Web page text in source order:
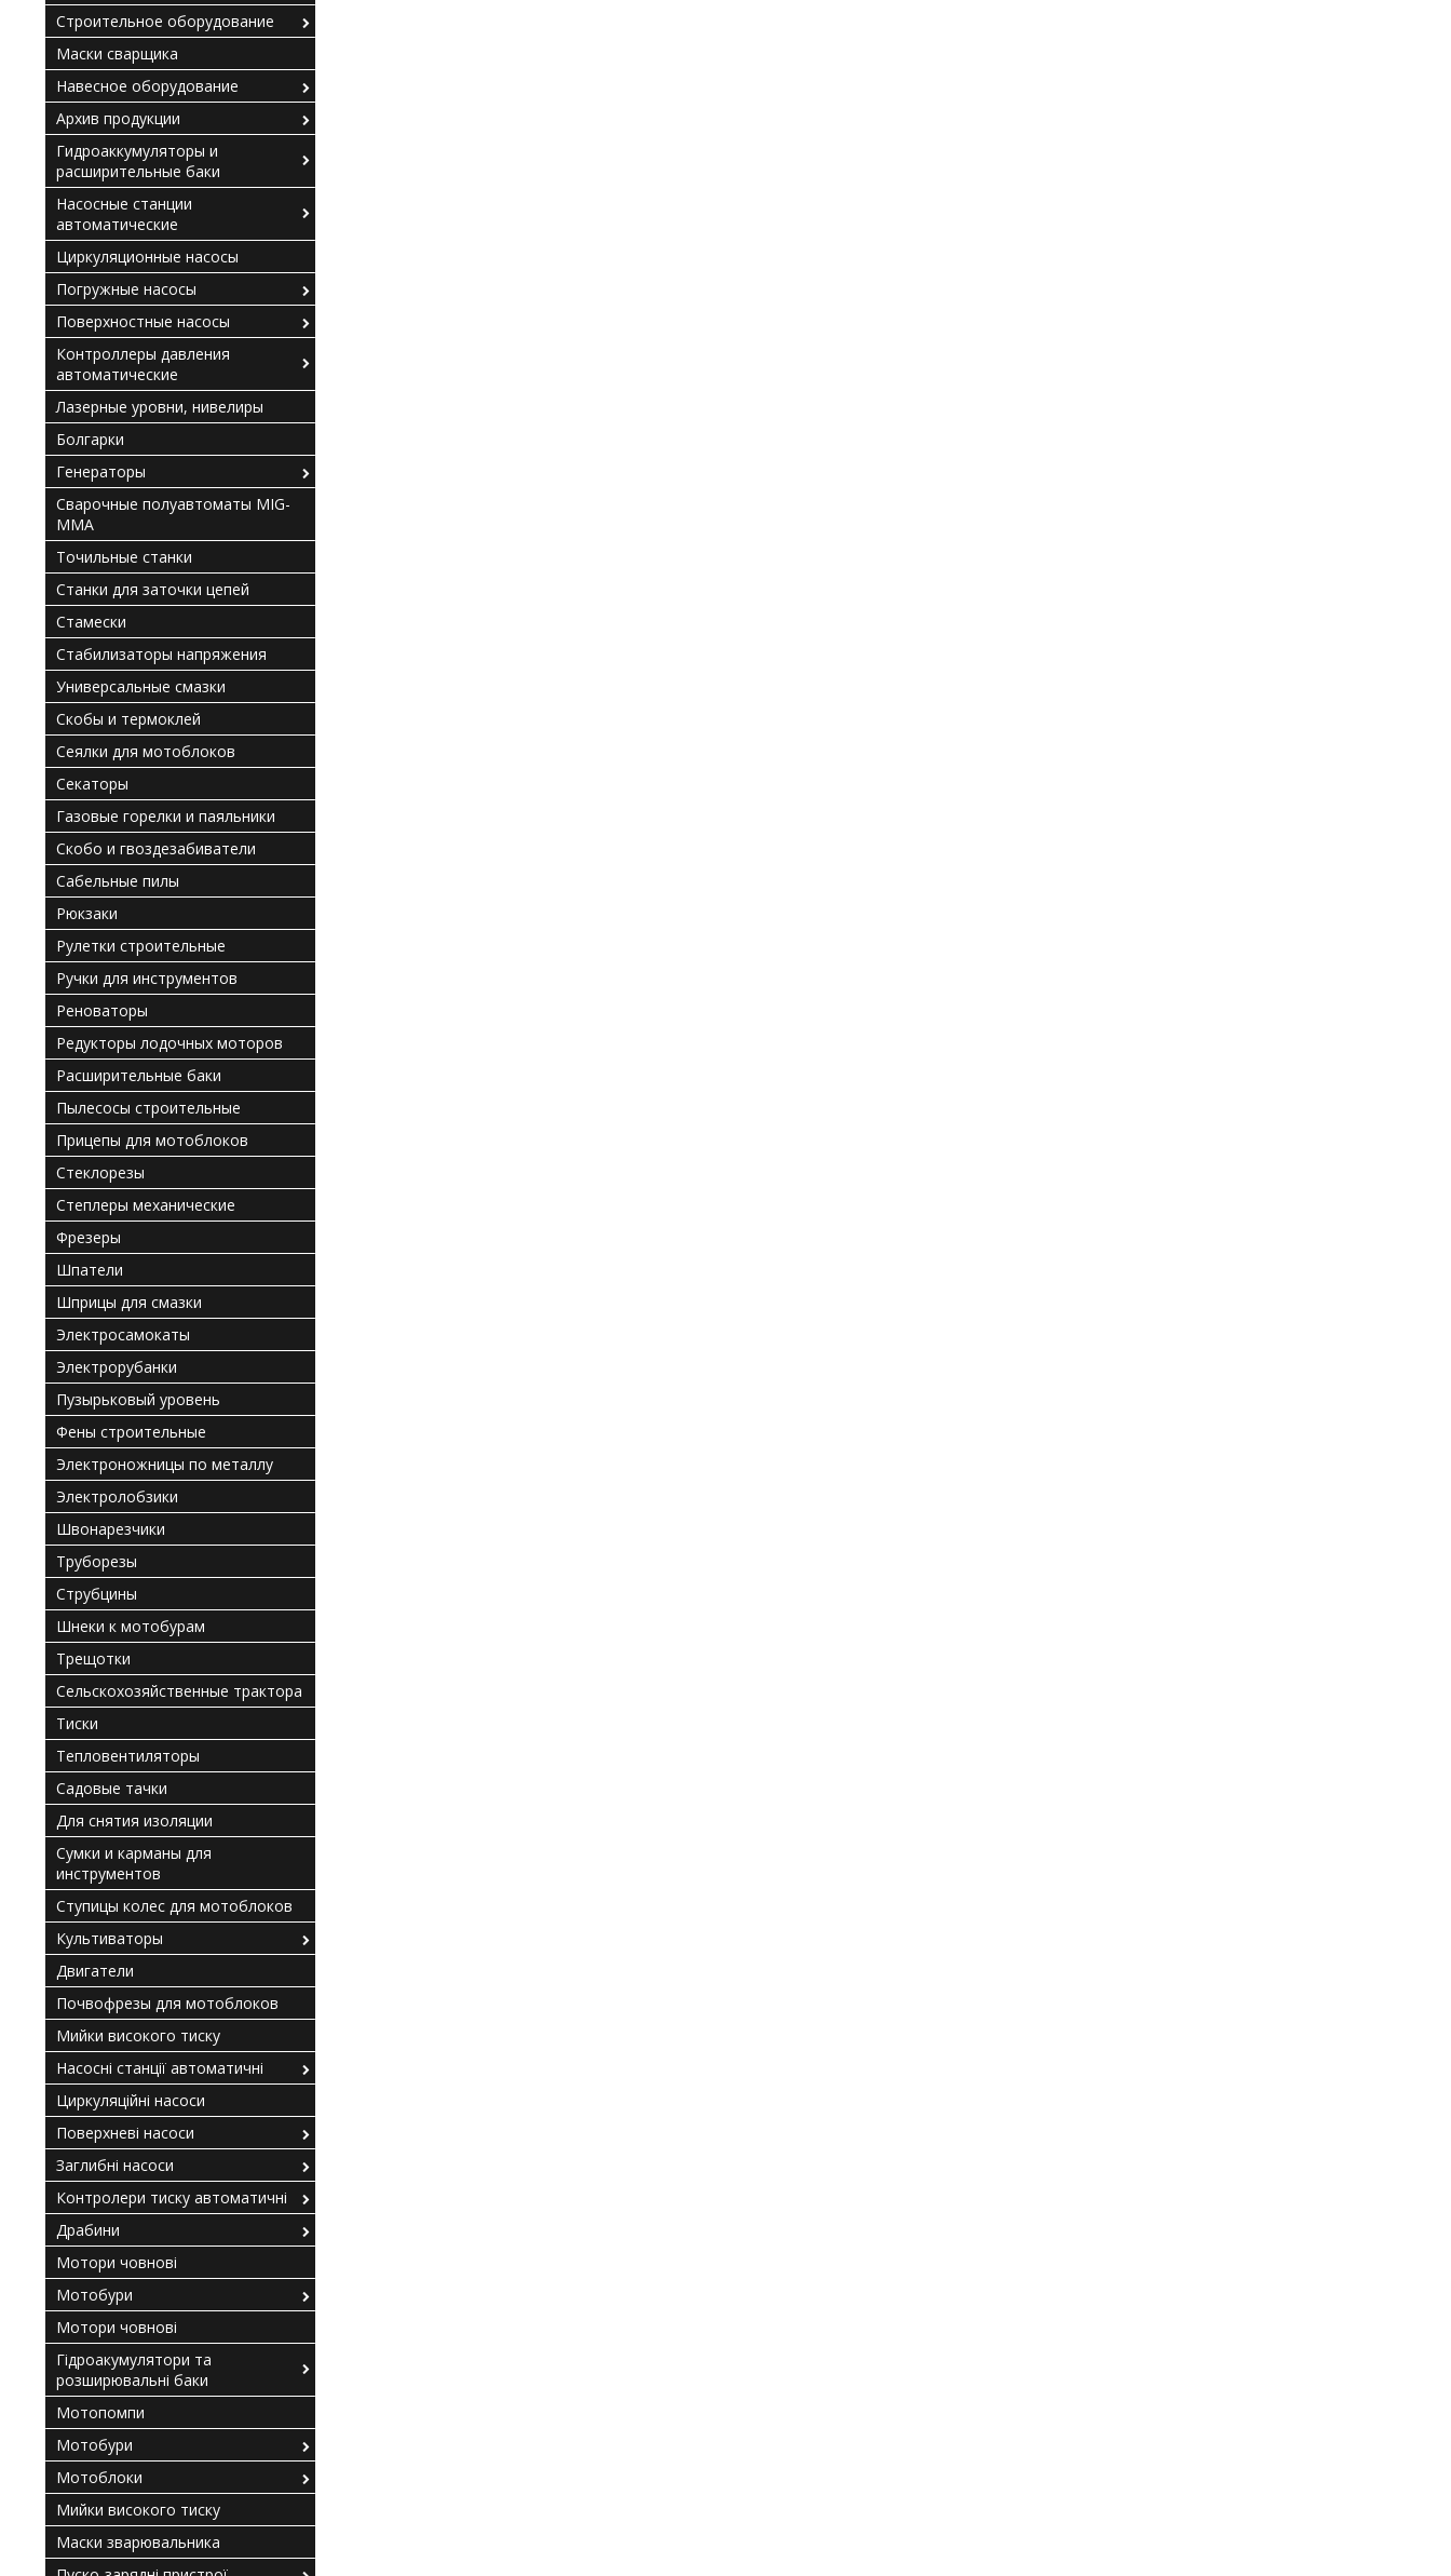
Строительное оборудование
Маски сварщика
Навесное оборудование
Архив продукции
Гидроаккумуляторы и
расширительные баки
Насосные станции
автоматические
Циркуляционные насосы
Погружные насосы
Поверхностные насосы
Контроллеры давления
автоматические
Лазерные уровни, нивелиры
Болгарки
Генераторы
Сварочные полуавтоматы MIG-
MMA
Точильные станки
Станки для заточки цепей
Стамески
Стабилизаторы напряжения
Универсальные смазки
Скобы и термоклей
Сеялки для мотоблоков
Секаторы
Газовые горелки и паяльники
Скобо и гвоздезабиватели
Сабельные пилы
Рюкзаки
Рулетки строительные
Ручки для инструментов
Реноваторы
Редукторы лодочных моторов
Расширительные баки
Пылесосы строительные
Прицепы для мотоблоков
Стеклорезы
Степлеры механические
Фрезеры
Шпатели
Шприцы для смазки
Электросамокаты
Электрорубанки
Пузырьковый уровень
Фены строительные
Электроножницы по металлу
Электролобзики
Швонарезчики
Труборезы
Струбцины
Шнеки к мотобурам
Трещотки
Сельскохозяйственные трактора
Тиски
Тепловентиляторы
Садовые тачки
Для снятия изоляции
Сумки и карманы для
инструментов
Ступицы колес для мотоблоков
Культиваторы
Двигатели
Почвофрезы для мотоблоков
Мийки високого тиску
Насосні станції автоматичні
Циркуляційні насоси
Поверхневі насоси
Заглибні насоси
Контролери тиску автоматичні
Драбини
Мотори човнові
Мотобури
Мотори човнові
Гідроакумулятори та
розширювальні баки
Мотопомпи
Мотобури
Мотоблоки
Мийки високого тиску
Маски зварювальника